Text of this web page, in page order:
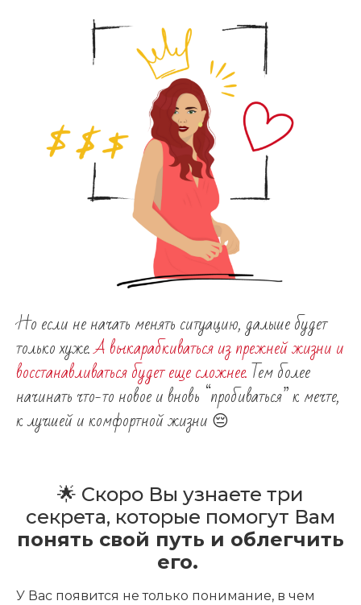
Но если не начать менять ситуацию, дальше будет
только хуже.А выкарабкиваться из прежней жизни и
восстанавливаться будет еще сложнее.Тем более
начинать что-то новое и вновь “пробиваться” к мечте,
к лучшей и комфортной жизни 😔
🌟 Скоро Вы узнаете три
секрета, которые помогут Вам
понять свой путь и облегчить
его.
У Вас появится не только понимание, в чем